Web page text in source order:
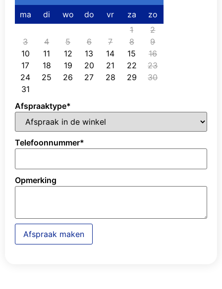
ma di wo do vr za
zo
1
2
3
4 5 6 7 8
9
10
11 12 13 14 15
16
17
18 19 20 21 22
23
24
25 26 27 28 29
30
31
Afspraaktype*
Telefoonnummer*
Opmerking
Afspraak maken